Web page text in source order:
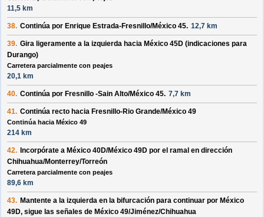
11,5 km
38. Continúa por Enrique Estrada-Fresnillo/México 45. 12,7 km
39. Gira ligeramente a la izquierda hacia México 45D (indicaciones para
Durango)
Carretera parcialmente con peajes
20,1 km
40. Continúa por Fresnillo -Sain Alto/México 45. 7,7 km
41. Continúa recto hacia Fresnillo-Rio Grande/México 49
Continúa hacia México 49
214 km
42. Incorpórate a México 40D/México 49D por el ramal en dirección
Chihuahua/Monterrey/Torreón
Carretera parcialmente con peajes
89,6 km
43. Mantente a la izquierda en la bifurcación para continuar por México
49D, sigue las señales de México 49/Jiménez/Chihuahua